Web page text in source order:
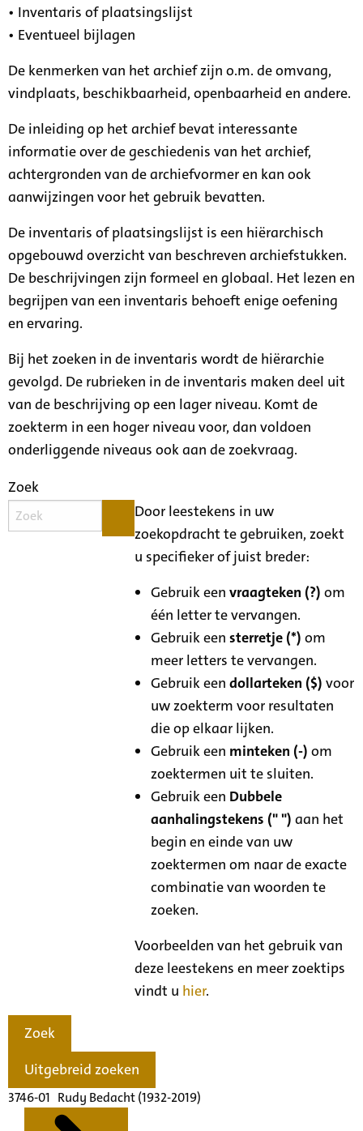
• Inventaris of plaatsingslijst
• Eventueel bijlagen
De kenmerken van het archief zijn o.m. de omvang,
vindplaats, beschikbaarheid, openbaarheid en andere.
De inleiding op het archief bevat interessante
informatie over de geschiedenis van het archief,
achtergronden van de archiefvormer en kan ook
aanwijzingen voor het gebruik bevatten.
De inventaris of plaatsingslijst is een hiërarchisch
opgebouwd overzicht van beschreven archiefstukken.
De beschrijvingen zijn formeel en globaal. Het lezen en
begrijpen van een inventaris behoeft enige oefening
en ervaring.
Bij het zoeken in de inventaris wordt de hiërarchie
gevolgd. De rubrieken in de inventaris maken deel uit
van de beschrijving op een lager niveau. Komt de
zoekterm in een hoger niveau voor, dan voldoen
onderliggende niveaus ook aan de zoekvraag.
Zoek
Door leestekens in uw
zoekopdracht te gebruiken, zoekt
u specifieker of juist breder:
Gebruik eenvraagteken (?) om
één letter te vervangen.
Gebruik eensterretje (*) om
meer letters te vervangen.
Gebruik eendollarteken ($) voor
uw zoekterm voor resultaten
die op elkaar lijken.
Gebruik een minteken (-) om
zoektermen uit te sluiten.
Gebruik een Dubbele
aanhalingstekens (" ") aan het
begin en einde van uw
zoektermen om naar de exacte
combinatie van woorden te
zoeken.
Voorbeelden van het gebruik van
deze leestekens en meer zoektips
vindt u hier.
Zoek
Uitgebreid zoeken
3746-01 Rudy Bedacht (1932-2019)